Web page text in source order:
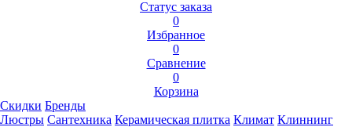
Статус заказа
0
Избранное
0
Сравнение
0
Корзина
Скидки Бренды
Люстры Сантехника Керамическая плитка Климат Клиннинг